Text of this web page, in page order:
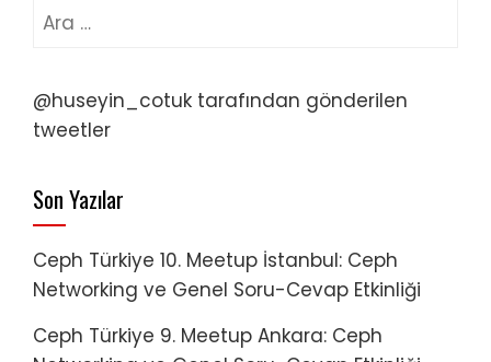
Arama:
@huseyin_cotuk tarafından gönderilen
tweetler
Son Yazılar
Ceph Türkiye 10. Meetup İstanbul: Ceph
Networking ve Genel Soru-Cevap Etkinliği
Ceph Türkiye 9. Meetup Ankara: Ceph